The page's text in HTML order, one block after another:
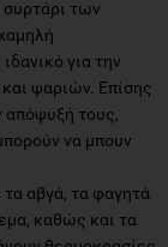
των
για την
ψαριών. Επίσης
απόψυξή τους,
να μπουν
αβγά, τα φαγητά
καθώς και τα